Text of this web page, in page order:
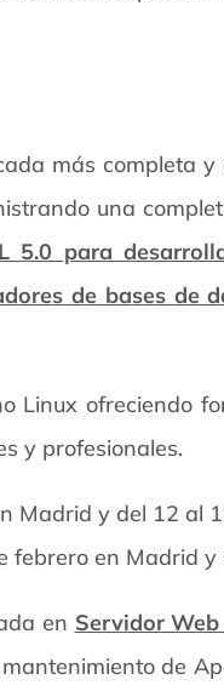
más completa
una
5.0 para
de bases de
ofreciendo
y profesionales.
Madrid y del 12 al
febrero en Madrid
en Servidor
de